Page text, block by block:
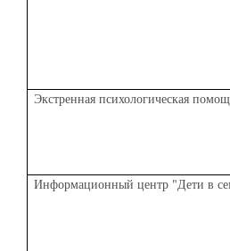
Экстренная психологическая
Информационный центр "Дети в